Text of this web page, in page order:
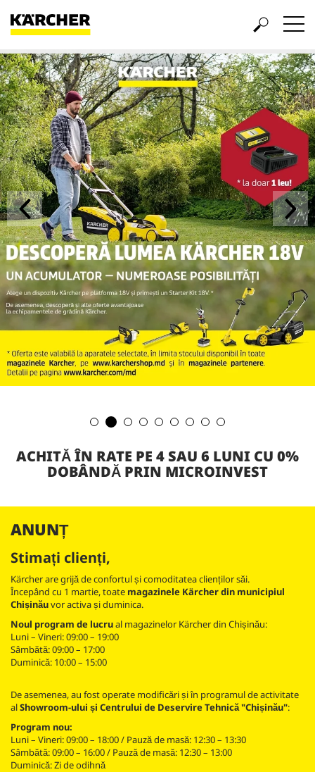
ACHITĂ ÎN RATE PE 4 SAU 6 LUNI CU 0%
DOBÂNDĂ PRIN MICROINVEST
ANUNȚ
Stimați clienți,
Kärcher are grijă de confortul și comoditatea clienților săi.
Începând cu 1 martie, toate magazinele Kärcher din municipiul
Chișinăuvor activa și duminica.
Noul program de lucrual magazinelor Kärcher din Chișinău:
Luni – Vineri: 09:00 – 19:00
Sâmbătă: 09:00 – 17:00
Duminică: 10:00 – 15:00
De asemenea, au fost operate modificări și în programul de activitate
alShowroom-ului și Centrului de Deservire Tehnică "Chișinău":
Program nou:
Luni – Vineri: 09:00 – 18:00 / Pauză de masă: 12:30 – 13:30
Sâmbătă: 09:00 – 16:00 / Pauză de masă: 12:30 – 13:00
Duminică: Zi de odihnă